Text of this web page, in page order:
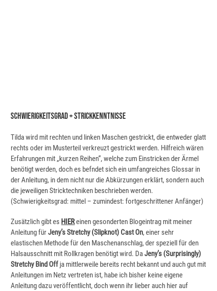
Schwierigkeitsgrad + Strickkenntnisse
Tilda wird mit rechten und linken Maschen gestrickt, die entweder glatt
rechts oder im Musterteil verkreuzt gestrickt werden. Hilfreich wären
Erfahrungen mit „kurzen Reihen“, welche zum Einstricken der Ärmel
benötigt werden, doch es befndet sich ein umfangreiches Glossar in
der Anleitung, in dem nicht nur die Abkürzungen erklärt, sondern auch
die jeweiligen Stricktechniken beschrieben werden.
(Schwierigkeitsgrad: mittel – zumindest: fortgeschrittener Anfänger)
Zusätzlich gibt es HIEReinen gesonderten Blogeintrag mit meiner
Anleitung fürJeny’s Stretchy (Slipknot) Cast On, einer sehr
elastischen Methode für den Maschenanschlag, der speziell für den
Halsausschnitt mit Rollkragen benötigt wird. DaJeny’s (Surprisingly)
Stretchy Bind Offja mittlerweile bereits recht bekannt und auch gut mit
Anleitungen im Netz vertreten ist, habe ich bisher keine eigene
Anleitung dazu veröffentlicht, doch wenn ihr lieber auch hier auf